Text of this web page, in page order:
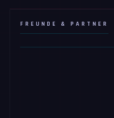
FREUNDE & PARTNER